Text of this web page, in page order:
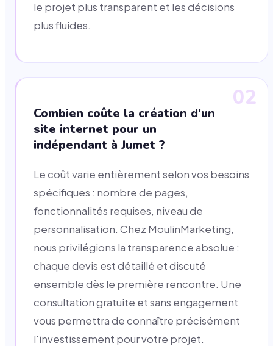
le projet plus transparent et les décisions
plus fluides.
02
Combien coûte la création d'un
site internet pour un
indépendant à Jumet ?
Le coût varie entièrement selon vos besoins
spécifiques : nombre de pages,
fonctionnalités requises, niveau de
personnalisation. Chez MoulinMarketing,
nous privilégions la transparence absolue :
chaque devis est détaillé et discuté
ensemble dès le première rencontre. Une
consultation gratuite et sans engagement
vous permettra de connaître précisément
l'investissement pour votre projet.